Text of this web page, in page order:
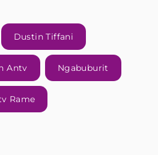
Dustin Tiffani
Antv Ngabuburit
Rame